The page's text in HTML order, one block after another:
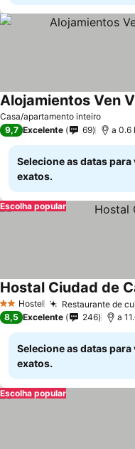
Casa/apartamento inteiro
Alojamientos Ven
9,7 Excelente 69 a 0.6
Selecione as datas
exatos.
Escolha popular
2 Estrelas
Hostel Restaurante de
Hostal Ciudad de
8,5 Excelente 246 a
Selecione as datas
exatos.
Escolha popular